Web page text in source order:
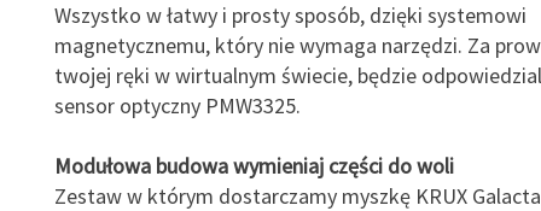
Wszystko w łatwy i prosty sposób, dzięki systemowi
magnetycznemu, który nie wymaga narzędzi. Za
twojej ręki w wirtualnym świecie, będzie
sensor optyczny PMW3325.
Modułowa budowa wymieniaj części do woli
Zestaw w którym dostarczamy myszkę KRUX